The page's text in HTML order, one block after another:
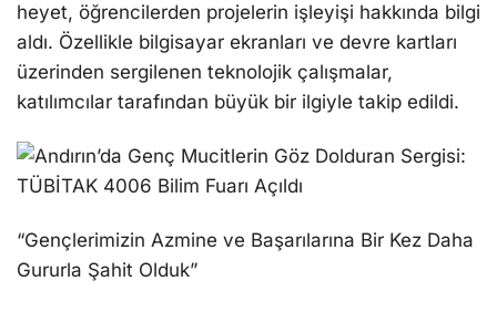
heyet, öğrencilerden projelerin işleyişi hakkında bilgi
aldı. Özellikle bilgisayar ekranları ve devre kartları
üzerinden sergilenen teknolojik çalışmalar,
katılımcılar tarafından büyük bir ilgiyle takip edildi.
“Gençlerimizin Azmine ve Başarılarına Bir Kez Daha
Gururla Şahit Olduk”